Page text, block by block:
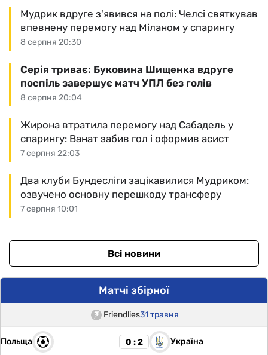
8 серпня 20:30
Мудрик вдруге з'явився на полі: Челсі святкував
впевнену перемогу над Міланом у спарингу
8 серпня 20:04
Серія триває: Буковина Шищенка вдруге
поспіль завершує матч УПЛ без голів
7 серпня 22:03
Жирона втратила перемогу над Сабадель у
спарингу: Ванат забив гол і оформив асист
7 серпня 10:01
Два клуби Бундесліги зацікавилися Мудриком:
озвучено основну перешкоду трансферу
Всі новини
Матчі збірної
Friendlies31 травня
Польща 0 : 2 Україна